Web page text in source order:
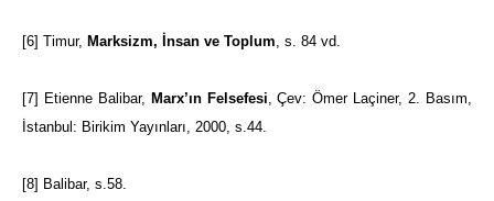
[6] Timur, Marksizm, İnsan ve Toplum , s. 84 vd.
[7] Etienne Balibar, Marx’ın Felsefesi , Çev: Ömer Laçiner, 2. Basım,
İstanbul: Birikim Yayınları, 2000, s.44.
[8] Balibar, s.58.